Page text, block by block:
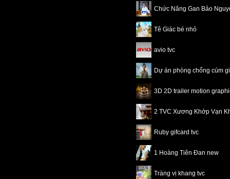
Chức Năng Gan Bảo
Tê Giác bé nhỏ
avio tvc
Dự án phòng chống cúm
3D 2D trailer motion
2 TVC Xương Khớp Vạn
Ruby gifcard tvc
1 Hoàng Tiên Đan new
Tràng vị khang tvc